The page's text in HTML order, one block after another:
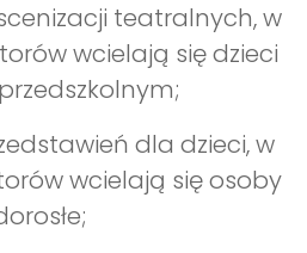
teatralnych, w
wcielają się dzieci
dla dzieci, w
wcielają się osoby